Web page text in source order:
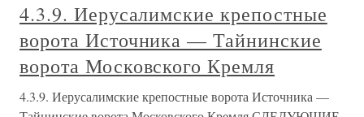
4.3.9. Иерусалимские крепостные
ворота Источника — Тайнинские
ворота Московского Кремля
4.3.9. Иерусалимские крепостные ворота Источника —